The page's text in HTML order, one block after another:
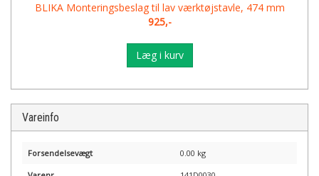
BLIKA Monteringsbeslag til lav værktøjstavle, 474 mm
925,-
Læg i kurv
Vareinfo
Forsendelsevægt 0.00 kg